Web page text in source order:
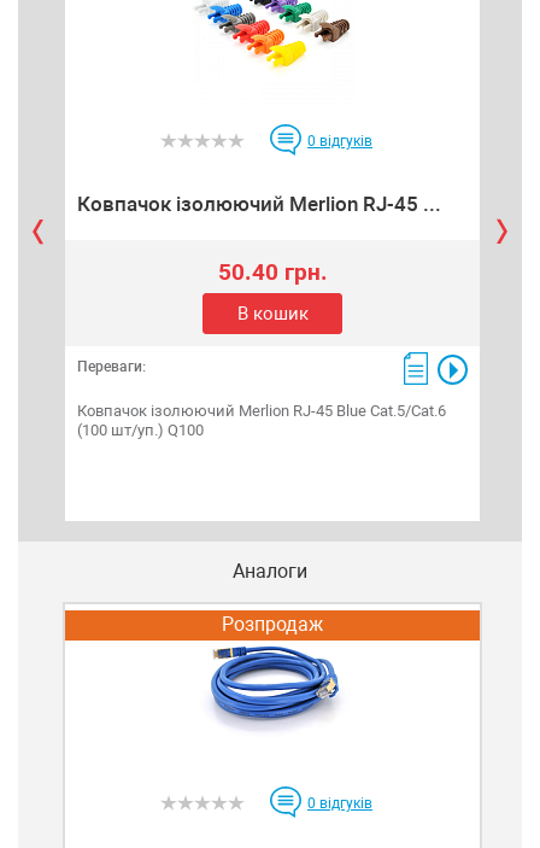
0 відгуків
Ковпачок ізолюючий Merlion RJ-45 ...
50.40 грн.
В кошик
Переваги:
Ковпачок ізолюючий Merlion RJ-45 Blue Cat.5/Cat.6
(100 шт/уп.) Q100
Аналоги
Розпродаж
0 відгуків